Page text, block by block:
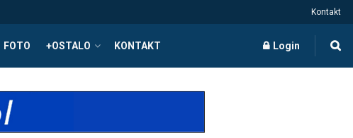
Kontakt
FOTO +OSTALO KONTAKT Login